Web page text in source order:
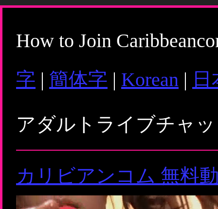
How to Join
字 | 簡体字 | Korean |
アダルトライブチャ
カリビアンコム 無料